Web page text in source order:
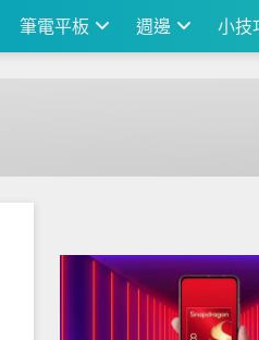
筆電平板 週邊 小技